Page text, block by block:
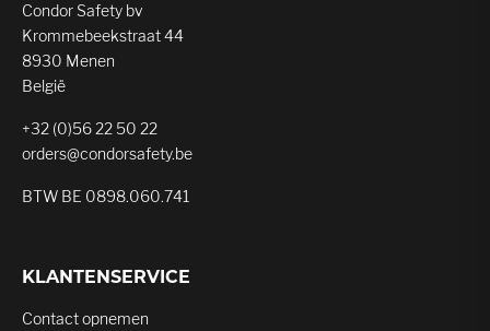
Condor Safety bv
Krommebeekstraat 44
8930 Menen
België
+32 (0)56 22 50 22
orders@condorsafety.be
BTW BE 0898.060.741
KLANTENSERVICE
Contact opnemen